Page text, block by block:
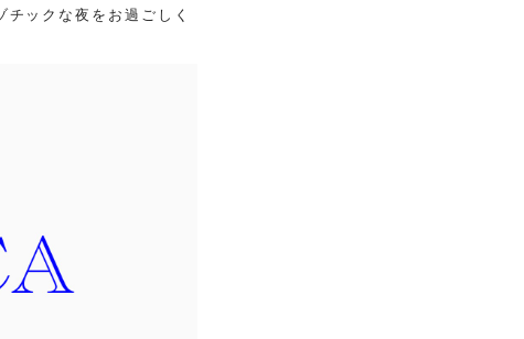
ックな夜をお過ごしく